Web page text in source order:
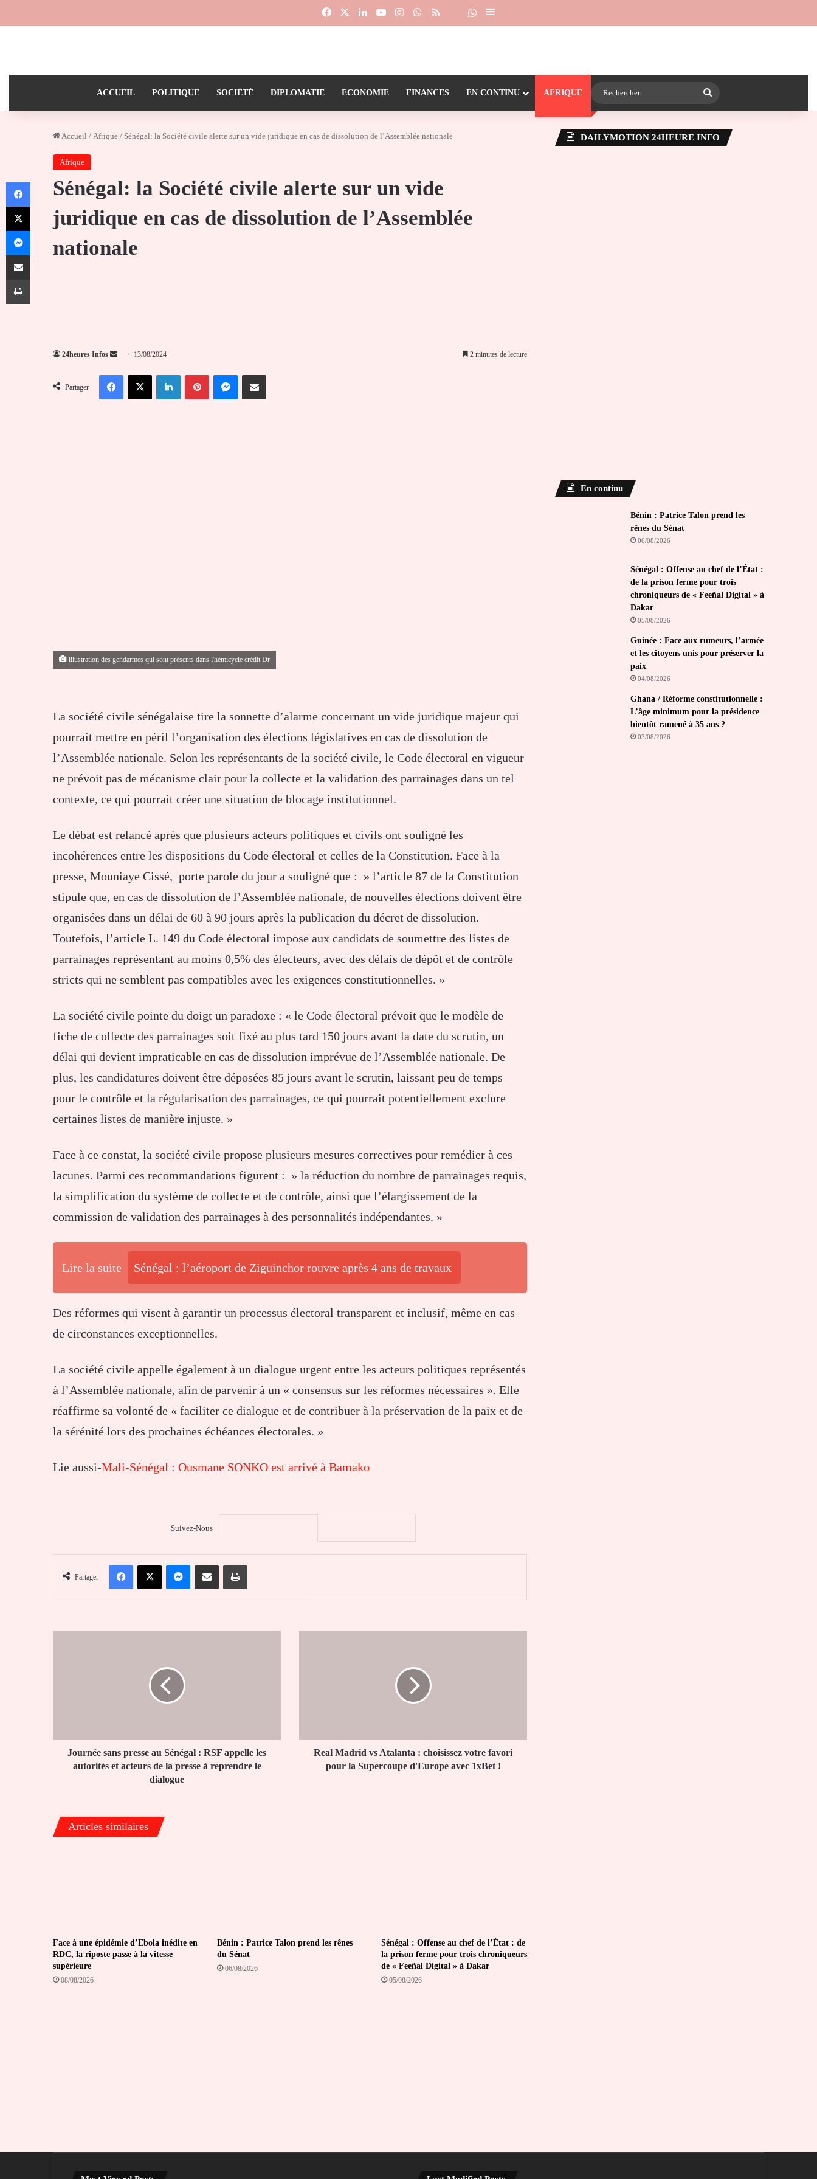
FacebookLinkedinYouTubeInstagramWhatsApp
RSS Dailymotion
Suivre la chaîne 24heureinfo sur WhatsApp
Sidebar (barre latérale)
ACCUEIL POLITIQUE SOCIÉTÉ DIPLOMATIE ECONOMIE FINANCES EN CONTINU AFRIQUE
Accueil / Afrique / Sénégal: la Société civile alerte sur un vide juridique en cas de dissolution de l’Assemblée nationale
Afrique
Sénégal: la Société civile alerte sur un vide
juridique en cas de dissolution de l’Assemblée
nationale
24heures Infos
Envoyer
courriel
13/08/2024 2 minutes de lecture
Partager
FacebookX LinkedinPinterestMessengerPartager par email
illustration des gendarmes qui sont présents dans l'hémicycle crédit Dr
La société civile sénégalaise tire la sonnette d’alarme concernant un vide juridique majeur qui
pourrait mettre en péril l’organisation des élections législatives en cas de dissolution de
l’Assemblée nationale. Selon les représentants de la société civile, le Code électoral en vigueur
ne prévoit pas de mécanisme clair pour la collecte et la validation des parrainages dans un tel
contexte, ce qui pourrait créer une situation de blocage institutionnel.
Le débat est relancé après que plusieurs acteurs politiques et civils ont souligné les
incohérences entre les dispositions du Code électoral et celles de la Constitution. Face à la
presse, Mouniaye Cissé, porte parole du jour a souligné que : » l’article 87 de la Constitution
stipule que, en cas de dissolution de l’Assemblée nationale, de nouvelles élections doivent être
organisées dans un délai de 60 à 90 jours après la publication du décret de dissolution.
Toutefois, l’article L. 149 du Code électoral impose aux candidats de soumettre des listes de
parrainages représentant au moins 0,5% des électeurs, avec des délais de dépôt et de contrôle
stricts qui ne semblent pas compatibles avec les exigences constitutionnelles. »
La société civile pointe du doigt un paradoxe : « le Code électoral prévoit que le modèle de
fiche de collecte des parrainages soit fixé au plus tard 150 jours avant la date du scrutin, un
délai qui devient impraticable en cas de dissolution imprévue de l’Assemblée nationale. De
plus, les candidatures doivent être déposées 85 jours avant le scrutin, laissant peu de temps
pour le contrôle et la régularisation des parrainages, ce qui pourrait potentiellement exclure
certaines listes de manière injuste. »
Face à ce constat, la société civile propose plusieurs mesures correctives pour remédier à ces
lacunes. Parmi ces recommandations figurent : » la réduction du nombre de parrainages requis,
la simplification du système de collecte et de contrôle, ainsi que l’élargissement de la
commission de validation des parrainages à des personnalités indépendantes. »
Lire la suite Sénégal : l’aéroport de Ziguinchor rouvre après 4 ans de travaux
Des réformes qui visent à garantir un processus électoral transparent et inclusif, même en cas
de circonstances exceptionnelles.
La société civile appelle également à un dialogue urgent entre les acteurs politiques représentés
à l’Assemblée nationale, afin de parvenir à un « consensus sur les réformes nécessaires ». Elle
réaffirme sa volonté de « faciliter ce dialogue et de contribuer à la préservation de la paix et de
la sérénité lors des prochaines échéances électorales. »
Lie aussi-Mali-Sénégal : Ousmane SONKO est arrivé à Bamako
Suivez-Nous
Partager
FacebookX MessengerPartager par email Imprimer
les
autorités
presse
à
Journée sans presse au Sénégal : RSF appelle les
autorités et acteurs de la presse à reprendre le
dialogue
pour
Supercoupe
Real Madrid vs Atalanta : choisissez votre favori
pour la Supercoupe d'Europe avec 1xBet !
Articles similaires
Face à une épidémie d’Ebola inédite en
RDC, la riposte passe à la vitesse
supérieure
08/08/2026
Bénin : Patrice Talon prend les rênes
du Sénat
06/08/2026
Sénégal : Offense au chef de l’État : de
la prison ferme pour trois chroniqueurs
de « Feeñal Digital » à Dakar
05/08/2026
DAILYMOTION 24HEURE INFO
En continu
Bénin : Patrice Talon prend les
rênes du Sénat
06/08/2026
Sénégal : Offense au chef de l’État :
de la prison ferme pour trois
chroniqueurs de « Feeñal Digital » à
Dakar
05/08/2026
Guinée : Face aux rumeurs, l’armée
et les citoyens unis pour préserver la
paix
04/08/2026
Ghana / Réforme constitutionnelle :
L’âge minimum pour la présidence
bientôt ramené à 35 ans ?
03/08/2026
Facebook
X
Messenger
Partager par email